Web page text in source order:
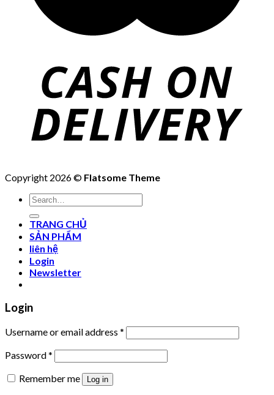
Copyright 2026 © Flatsome Theme
Search
for:
TRANG CHỦ
SẢN PHẨM
liên hệ
Login
Newsletter
Login
Username or email address *
Password*
Remember me
Log in